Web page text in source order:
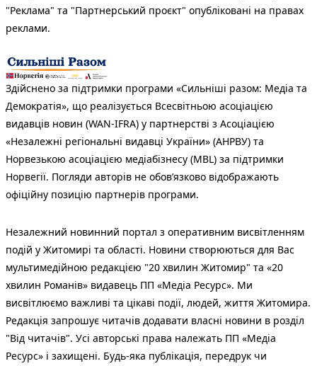
"Реклама" та "Партнерський проєкт" опубліковані на правах
реклами.
Здійснено за підтримки програми «Сильніші разом: Медіа та
Демократія», що реалізується Всесвітньою асоціацією
видавців новин (WAN-IFRA) у партнерстві з Асоціацією
«Незалежні регіональні видавці України» (АНРВУ) та
Норвезькою асоціацією медіабізнесу (MBL) за підтримки
Норвегії. Погляди авторів не обов’язково відображають
офіційну позицію партнерів програми.
Незалежний новинний портал з оперативним висвітленням
подій у Житомирі та області. Новини створюються для Вас
мультимедійною редакцією "20 хвилин Житомир" та «20
хвилин Романів» видавець ПП «Медіа Ресурс». Ми
висвітлюємо важливі та цікаві події, людей, життя Житомира.
Редакція запрошує читачів додавати власні новини в розділ
"Від читачів". Усі авторські права належать ПП «Медіа
Ресурс» і захищені. Будь-яка публiкацiя, передрук чи